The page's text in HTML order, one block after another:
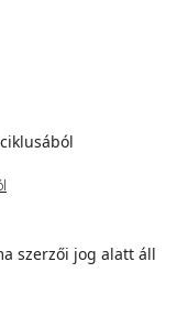
szerzői jog alatt áll